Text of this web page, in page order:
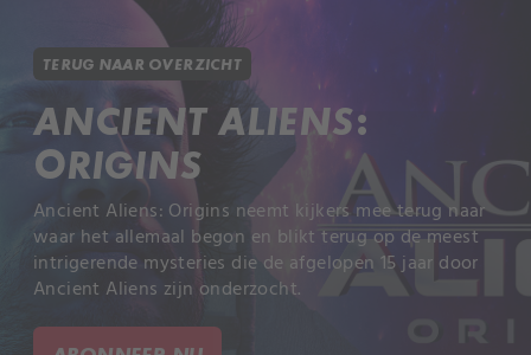
TERUG NAAR OVERZICHT
ANCIENT ALIENS:
ORIGINS
Ancient Aliens: Origins neemt kijkers mee terug naar
waar het allemaal begon en blikt terug op de meest
intrigerende mysteries die de afgelopen 15 jaar door
Ancient Aliens zijn onderzocht.